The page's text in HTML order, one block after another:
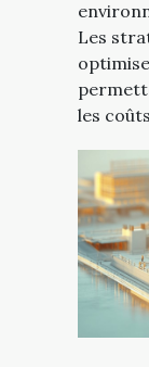
Les
les